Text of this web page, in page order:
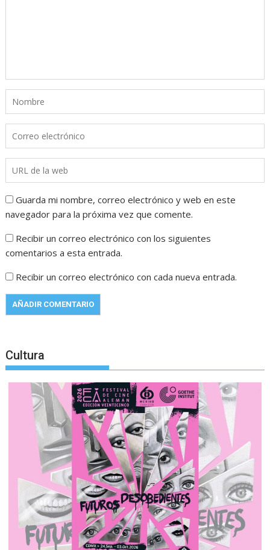
Guarda mi nombre, correo electrónico y web en este
navegador para la próxima vez que comente.
Recibir un correo electrónico con los siguientes
comentarios a esta entrada.
Recibir un correo electrónico con cada nueva entrada.
Cultura